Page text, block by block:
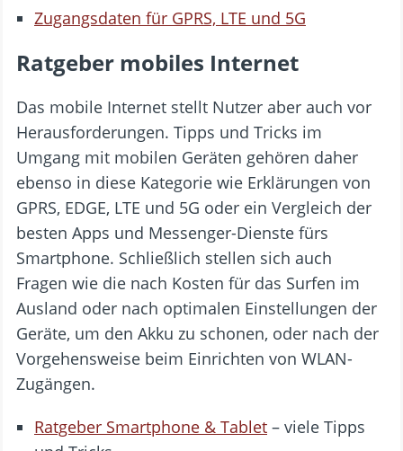
Zugangsdaten für GPRS, LTE und 5G
Ratgeber mobiles Internet
Das mobile Internet stellt Nutzer aber auch vor
Herausforderungen. Tipps und Tricks im
Umgang mit mobilen Geräten gehören daher
ebenso in diese Kategorie wie Erklärungen von
GPRS, EDGE, LTE und 5G oder ein Vergleich der
besten Apps und Messenger-Dienste fürs
Smartphone. Schließlich stellen sich auch
Fragen wie die nach Kosten für das Surfen im
Ausland oder nach optimalen Einstellungen der
Geräte, um den Akku zu schonen, oder nach der
Vorgehensweise beim Einrichten von WLAN-
Zugängen.
Ratgeber Smartphone & Tablet – viele Tipps